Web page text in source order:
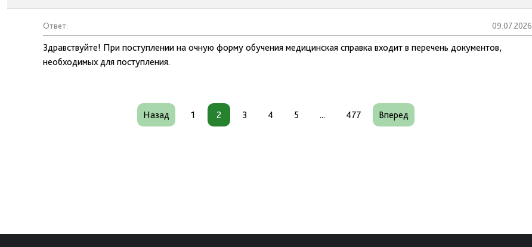
Ответ: 09.07.2026
Здравствуйте! При поступлении на очную форму обучения медицинская справка входит в перечень документов,
необходимых для поступления.
Назад 1 2 3 4 5 ... 477 Вперед